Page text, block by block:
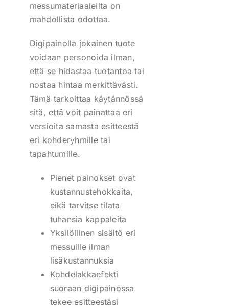
messumateriaaleilta on
mahdollista odottaa.
Digipainolla jokainen tuote
voidaan personoida ilman,
että se hidastaa tuotantoa tai
nostaa hintaa merkittävästi.
Tämä tarkoittaa käytännössä
sitä, että voit painattaa eri
versioita samasta esitteestä
eri kohderyhmille tai
tapahtumille.
Pienet painokset ovat
kustannustehokkaita,
eikä tarvitse tilata
tuhansia kappaleita
Yksilöllinen sisältö eri
messuille ilman
lisäkustannuksia
Kohdelakkaefekti
suoraan digipainossa
tekee esitteestäsi